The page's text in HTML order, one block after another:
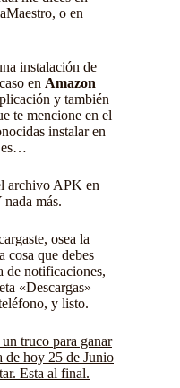
o en
instalación de
en Amazon
y también
te mencione en el
instalar en
es…
archivo APK en
más.
osea la
cosa que debes
de notificaciones,
«Descargas»
y listo.
truco para ganar
de hoy 25 de Junio
Esta al final.